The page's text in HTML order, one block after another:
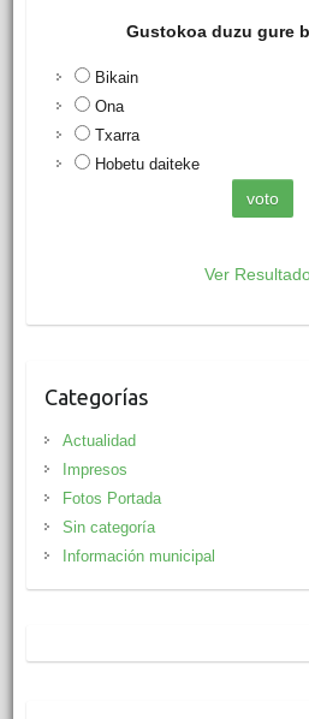
Gustokoa duzu gure
Bikain
Ona
Txarra
Hobetu daiteke
Ver
Categorías
Actualidad
Impresos
Fotos Portada
Sin categoría
Información municipal